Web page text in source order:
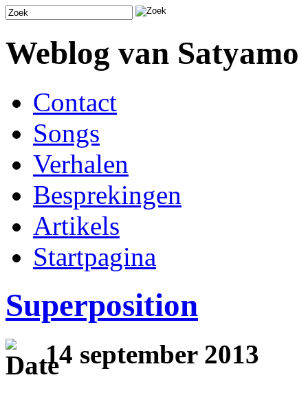
Weblog van Satyamo
Contact
Songs
Verhalen
Besprekingen
Artikels
Startpagina
Superposition
14 september 2013